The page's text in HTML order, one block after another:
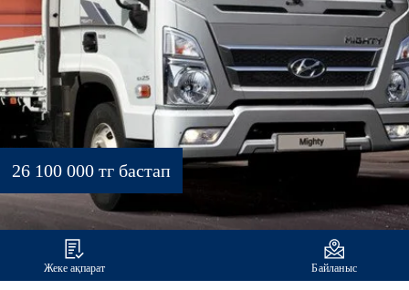
26 100 000 тг бастап
Жеке ақпарат Байланыс